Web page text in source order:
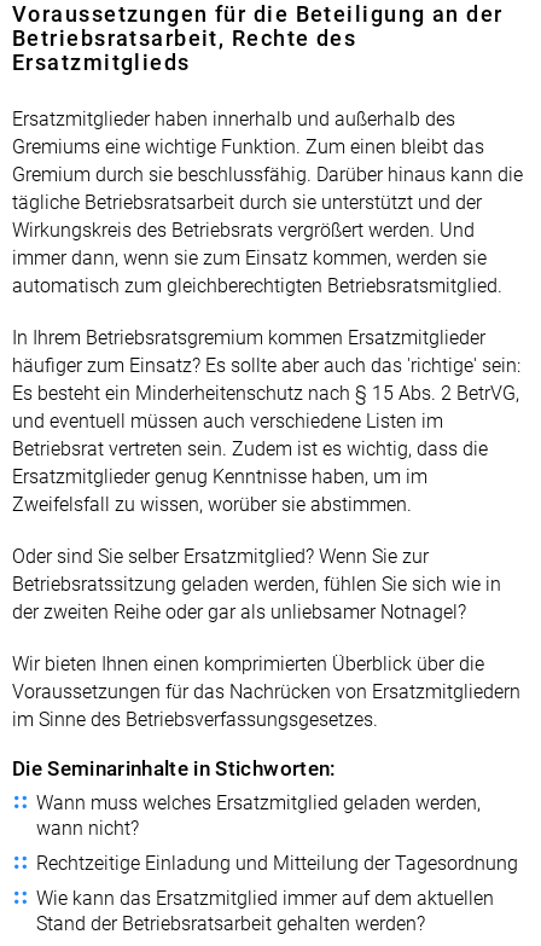
Voraussetzungen für die Beteiligung an der
Betriebsratsarbeit, Rechte des
Ersatzmitglieds
Ersatzmitglieder haben innerhalb und außerhalb des
Gremiums eine wichtige Funktion. Zum einen bleibt das
Gremium durch sie beschlussfähig. Darüber hinaus kann die
tägliche Betriebsratsarbeit durch sie unterstützt und der
Wirkungskreis des Betriebsrats vergrößert werden. Und
immer dann, wenn sie zum Einsatz kommen, werden sie
automatisch zum gleichberechtigten Betriebsratsmitglied.
In Ihrem Betriebsratsgremium kommen Ersatzmitglieder
häufiger zum Einsatz? Es sollte aber auch das 'richtige' sein:
Es besteht ein Minderheitenschutz nach § 15 Abs. 2 BetrVG,
und eventuell müssen auch verschiedene Listen im
Betriebsrat vertreten sein. Zudem ist es wichtig, dass die
Ersatzmitglieder genug Kenntnisse haben, um im
Zweifelsfall zu wissen, worüber sie abstimmen.
Oder sind Sie selber Ersatzmitglied? Wenn Sie zur
Betriebsratssitzung geladen werden, fühlen Sie sich wie in
der zweiten Reihe oder gar als unliebsamer Notnagel?
Wir bieten Ihnen einen komprimierten Überblick über die
Voraussetzungen für das Nachrücken von Ersatzmitgliedern
im Sinne des Betriebsverfassungsgesetzes.
Die Seminarinhalte in Stichworten:
Wann muss welches Ersatzmitglied geladen werden,
wann nicht?
Rechtzeitige Einladung und Mitteilung der Tagesordnung
Wie kann das Ersatzmitglied immer auf dem aktuellen
Stand der Betriebsratsarbeit gehalten werden?